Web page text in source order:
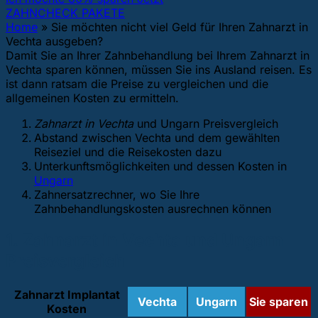
ZAHNCHECK PAKETE
Home » Sie möchten nicht viel Geld für Ihren Zahnarzt in
Vechta ausgeben?
Damit Sie an Ihrer Zahnbehandlung bei Ihrem Zahnarzt in
Vechta sparen können, müssen Sie ins Ausland reisen. Es
ist dann ratsam die Preise zu vergleichen und die
allgemeinen Kosten zu ermitteln.
Zahnarzt in Vechtaund Ungarn Preisvergleich
Abstand zwischen Vechta und dem gewählten
Reiseziel und die Reisekosten dazu
Unterkunftsmöglichkeiten und dessen Kosten in
Ungarn
Zahnersatzrechner, wo Sie Ihre
Zahnbehandlungskosten ausrechnen können
Zahnarzt Implantat
Kosten
Vechta Ungarn Sie sparen